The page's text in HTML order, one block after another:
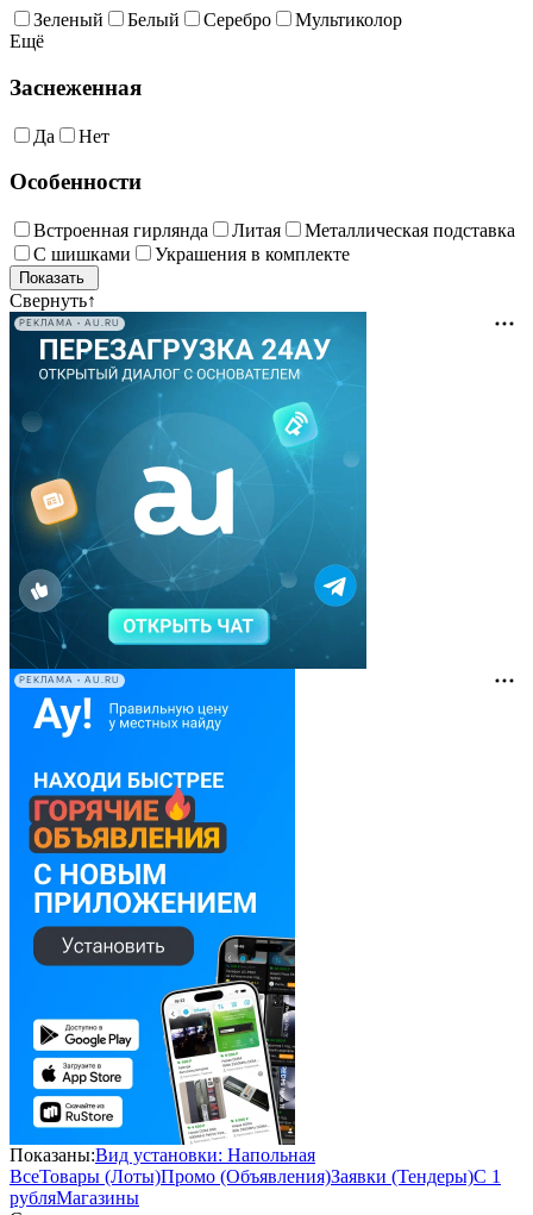
Зеленый Белый Серебро
Мультиколор
Ещё
Заснеженная
Да Нет
Особенности
Встроенная гирлянда Литая
Металлическая подставка
С шишками
Украшения в комплекте
Свернуть↑
РЕКЛАМА • AU.RU
РЕКЛАМА • AU.RU
Показаны:Вид установки: Напольная
ВсеТовары (Лоты)Промо (Объявления)Заявки (Тендеры)С 1
рубляМагазины